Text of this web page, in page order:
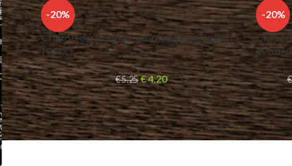
-20%
ChiaoGoo jungtys valams prasiilginti
(S,M,L)
€5.25 €4.20
-20%
€